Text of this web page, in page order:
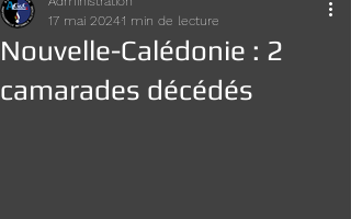
Nouvelle-Calédonie : 2
camarades décédés
17 mai 20241 min de lecture